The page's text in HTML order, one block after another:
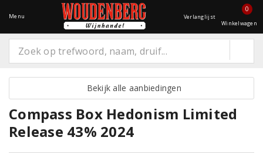
Menu Verlanglijst
0
Winkelwagen
Bekijk alle aanbiedingen
Compass Box Hedonism Limited
Release 43% 2024